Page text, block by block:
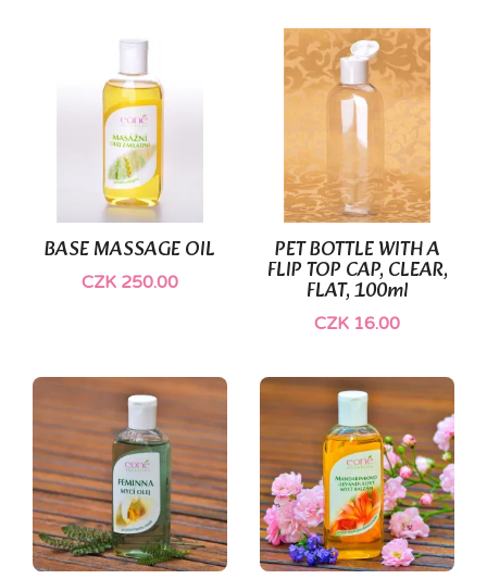
BASE MASSAGE OIL
CZK 250.00
PET BOTTLE WITH A
FLIP TOP CAP, CLEAR,
FLAT, 100ml
CZK 16.00
(1)